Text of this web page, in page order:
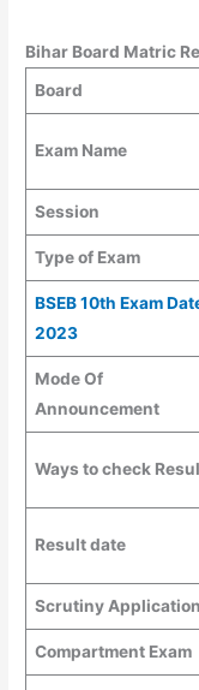
Bihar Board Matric
Board
Exam Name
Session
Type of Exam
BSEB 10th Exam
2023
Mode Of
Announcement
Ways to check
Result date
Scrutiny Application
Compartment Exam